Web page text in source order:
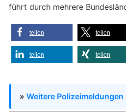
führt durch mehrere
teilen teilen
teilen teilen
» Weitere Polizeimeldungen